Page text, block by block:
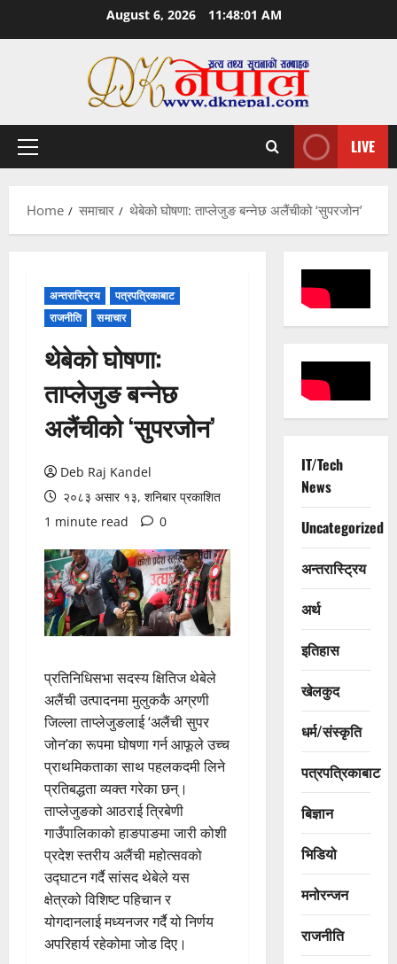
August 6, 2026 11:48:02 AM
Primary
LIVE
Home समाचार थेबेको घोषणा: ताप्लेजुङ बन्नेछ अलैंचीको ‘सुपरजोन’
अन्तरास्ट्रिय
पत्रपत्रिकाबाट
राजनीति
समाचार
थेबेको घोषणा:
ताप्लेजुङ बन्नेछ
अलैंचीको ‘सुपरजोन’
Deb Raj Kandel
२०८३ असार १३, शनिबार प्रकाशित
1 minute read
0
प्रतिनिधिसभा सदस्य क्षितिज थेबेले
अलैंची उत्पादनमा मुलुककै अग्रणी
जिल्ला ताप्लेजुङलाई ‘अलैंची सुपर
जोन’का रूपमा घोषणा गर्न आफूले उच्च
प्राथमिकताका साथ पहलकदमी लिने
प्रतिबद्धता व्यक्त गरेका छन्।
ताप्लेजुङको आठराई त्रिबेणी
गाउँपालिकाको हाङपाङमा जारी कोशी
प्रदेश स्तरीय अलैंची महोत्सवको
उद्घाटन गर्दै सांसद थेबेले यस
क्षेत्रको विशिष्ट पहिचान र
योगदानलाई मध्यनजर गर्दै यो निर्णय
अपरिहार्य रहेकोमा जोड दिए।
IT/Tech
News
Uncategorized
अन्तरास्ट्रिय
अर्थ
इतिहास
खेलकुद
धर्म/संस्कृति
पत्रपत्रिकाबाट
बिज्ञान
भिडियो
मनोरन्जन
राजनीति